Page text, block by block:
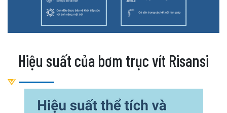
Hiệu suất của bơm trục vít Risansi